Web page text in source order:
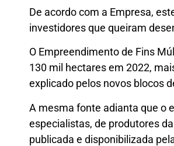
De acordo com a Empresa,
investidores que queiram
O Empreendimento de Fins
130 mil hectares em 2022,
explicado pelos novos blocos
A mesma fonte adianta que o
especialistas, de produtores
publicada e disponibilizada